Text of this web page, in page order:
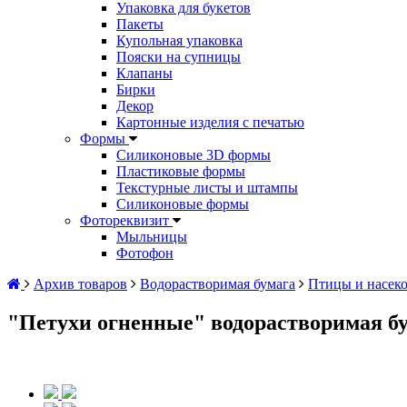
Упаковка для букетов
Пакеты
Купольная упаковка
Пояски на супницы
Клапаны
Бирки
Декор
Картонные изделия с печатью
Формы
Силиконовые 3D формы
Пластиковые формы
Текстурные листы и штампы
Силиконовые формы
Фотореквизит
Мыльницы
Фотофон
Архив товаров
Водорастворимая бумага Птицы и
"Петухи огненные" водорастворимая